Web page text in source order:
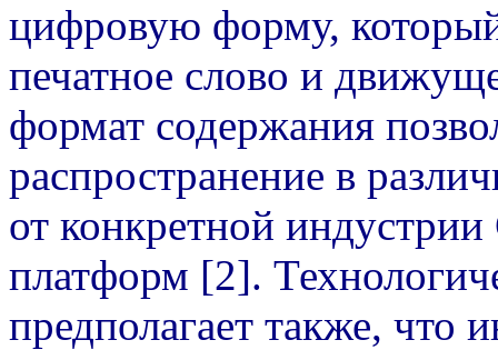
цифровую форму,
печатное слово и
формат cодержания
распространение в
от конкретной
платформ [2].
предполагает также, что